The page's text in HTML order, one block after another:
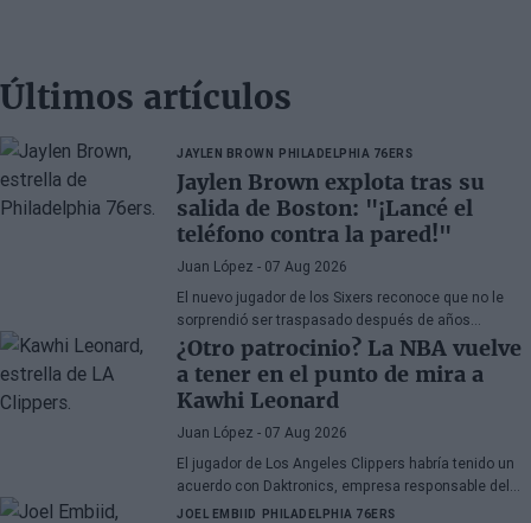
Últimos artículos
JAYLEN BROWN PHILADELPHIA 76ERS
Jaylen Brown explota tras su
salida de Boston: "¡Lancé el
teléfono contra la pared!"
Juan López - 07 Aug 2026
El nuevo jugador de los Sixers reconoce que no le
sorprendió ser traspasado después de años
apareciendo en rumores, aunque admite su
decepción por la manera en la que los Celtics
gestionaron la situación.
¿Otro patrocinio? La NBA vuelve
a tener en el punto de mira a
Kawhi Leonard
Juan López - 07 Aug 2026
El jugador de Los Angeles Clippers habría tenido un
acuerdo con Daktronics, empresa responsable del
videomarcador del Intuit Dome
JOEL EMBIID PHILADELPHIA 76ERS